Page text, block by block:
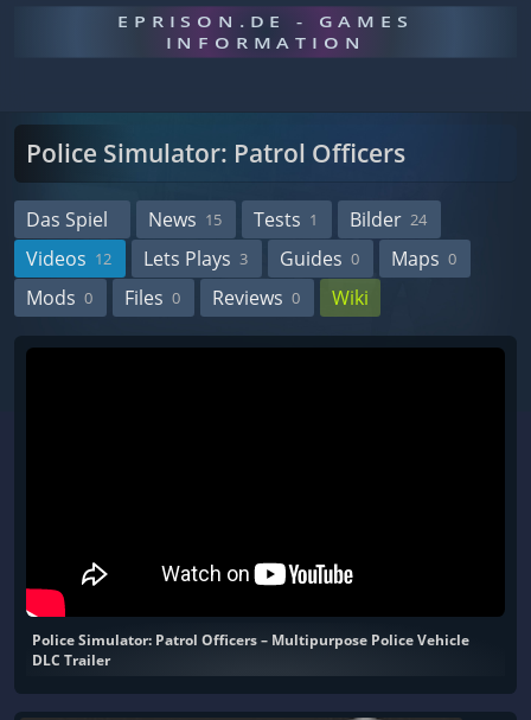
EPRISON.DE - GAMES
INFORMATION
Police Simulator: Patrol Officers
Das Spiel News 15 Tests 1 Bilder 24
Videos 12 Lets Plays 3 Guides 0 Maps 0
Mods 0 Files 0 Reviews 0 Wiki
Police Simulator: Patrol Officers – Multipurpose Police Vehicle
DLC Trailer